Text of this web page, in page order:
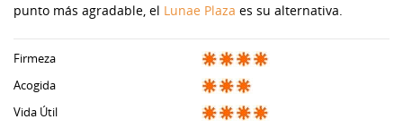
punto más agradable, el Lunae Plaza es su alternativa.
Firmeza
Acogida
Vida Útil